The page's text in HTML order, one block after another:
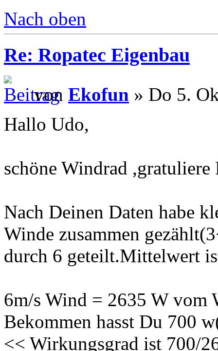
Nach oben
Re: Ropatec Eigenbau
von Ekofun » Do 5.
Hallo Udo,
schöne Windrad
Nach Deinen Daten habe
Winde zusammen
durch 6 geteilt.Mittelwert
6m/s Wind = 2635 W vom
Bekommen hasst Du 700
<< Wirkungsgrad ist 700/